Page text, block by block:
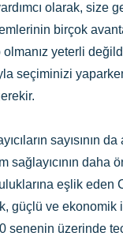
olarak, size
birçok
yeterli
seçiminizi
sayısının
daha
eşlik eden
ve ekonomik
senenin üzerinde